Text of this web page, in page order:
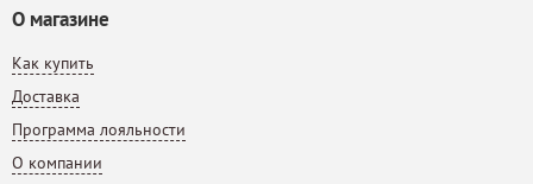
О магазине
Как купить
Доставка
Программа лояльности
О компании